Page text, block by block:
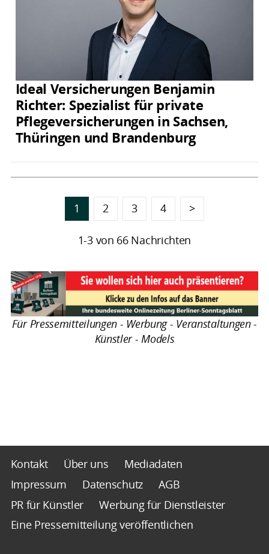
Ideal Versicherungen Benjamin
Richter: Spezialist für private
Pflegeversicherungen in Sachsen,
Thüringen und Brandenburg
1 2 3 4 >
1-3 von 66 Nachrichten
Für Pressemitteilungen - Werbung - Veranstaltungen -
Künstler - Models
Kontakt Über uns
Mediadaten
Impressum
Datenschutz
AGB
PR für Künstler
Werbung für Dienstleister
Eine Pressemitteilung veröffentlichen